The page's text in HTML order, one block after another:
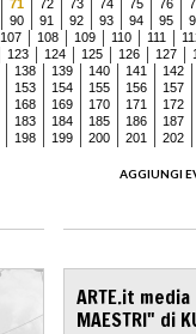
71 72 73 74 75 76
90 91 92 93 94 95
107 108 109 110 111
123 124 125 126 127
138 139 140 141
142
153 154 155 156
157
168 169 170 171
172
183 184 185 186
187
198 199 200 201
202
AGGIUNGI
ARTE.it
MAESTRI" di